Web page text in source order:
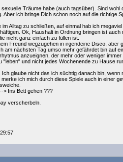
Träume habe (auch tagsüber). Sind
ich bringe Dich schon noch auf die richtige
Alltag zu schließen, auf einmal hab ich
Ok, Haushalt in Ordnung bringen ist
nicht ganz einfach zu füllen ist.
Freund wegzugehen in irgendeine Disco,
nächsten Tag umso mehr gefährdet bin auf
anzueignen, der mehr oder weniger immer
und nicht jedes Wochenende zu Hause
glaube nicht das ich süchtig danach bin,
ich mich durch diese Spiele auch in einer
> Ins Bett gehen ???
verscherbeln.